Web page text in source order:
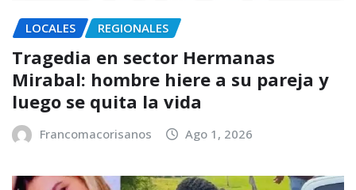
LOCALES REGIONALES
Tragedia en sector Hermanas
Mirabal: hombre hiere a su pareja y
luego se quita la vida
Francomacorisanos Ago 1, 2026